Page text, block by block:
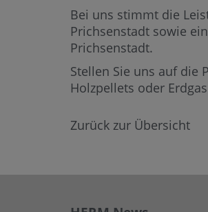
Bei uns stimmt die
Prichsenstadt sowie
Prichsenstadt.
Stellen Sie uns auf die
Holzpellets oder
Zurück zur Übersicht